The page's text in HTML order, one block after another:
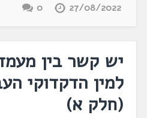
27/08/2022
0
יש קשר בין
למין הדקדוקי
(חלק א)